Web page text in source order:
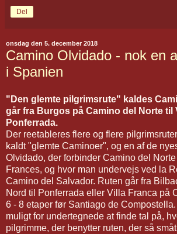
Del
onsdag den 5. december 2018
Camino Olvidado - nok en
i Spanien
"Den glemte pilgrimsrute" kaldes
går fra Burgos på Camino del Norte til
Ponferrada.
Der reetableres flere og flere
kaldt "glemte Caminoer", og en af de
Olvidado, der forbinder Camino del
Frances, og hvor man undervejs ved la
Camino del Salvador. Ruten går fra
Nord til Ponferrada eller Villa Franca på
6 - 8 etaper før Santiago de
muligt for undertegnede at finde tal på,
pilgrimme, der benytter ruten, der så